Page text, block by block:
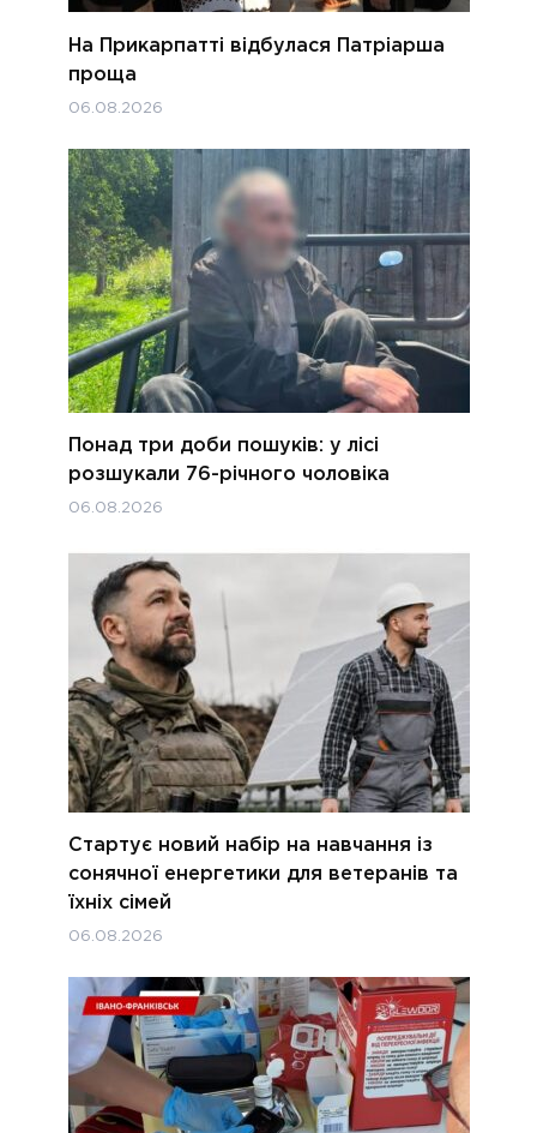
На Прикарпатті відбулася Патріарша
проща
06.08.2026
Понад три доби пошуків: у лісі
розшукали 76-річного чоловіка
06.08.2026
Стартує новий набір на навчання із
сонячної енергетики для ветеранів та
їхніх сімей
06.08.2026